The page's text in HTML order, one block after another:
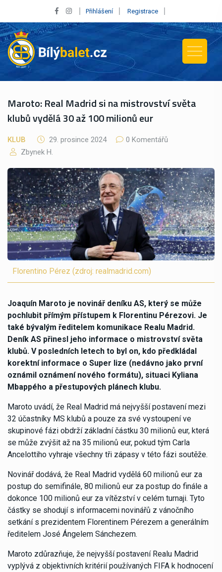
Přihlášení Registrace
Maroto: Real Madrid si na mistrovství světa
klubů vydělá 30 až 100 milionů eur
KLUB 29. prosince 2024
0 Komentářů
Zbynek H.
Florentino Pérez (zdroj: realmadrid.com)
Joaquín Maroto je novinář deníku AS, který se může
pochlubit přímým přístupem k Florentinu Pérezovi. Je
také bývalým ředitelem komunikace Realu Madrid.
Deník AS přinesl jeho informace o mistrovství světa
klubů. V posledních letech to byl on, kdo předkládal
korektní informace o Super lize (nedávno jako první
oznámil oznámení nového formátu), situaci Kyliana
Mbappého a přestupových plánech klubu.
Maroto uvádí, že Real Madrid má nejvyšší postavení mezi
32 účastníky MS klubů a pouze za své vystoupení ve
skupinové fázi obdrží základní částku 30 milionů eur, která
se může zvýšit až na 35 milionů eur, pokud tým Carla
Ancelottiho vyhraje všechny tři zápasy v této fázi soutěže.
Novinář dodává, že Real Madrid vydělá 60 milionů eur za
postup do semifinále, 80 milionů eur za postup do finále a
dokonce 100 milionů eur za vítězství v celém turnaji. Tyto
částky se shodují s informacemi novinářů z vánočního
setkání s prezidentem Florentinem Pérezem a generálním
ředitelem José Ángelem Sánchezem.
Maroto zdůrazňuje, že nejvyšší postavení Realu Madrid
vyplývá z objektivních kritérií používaných FIFA k hodnocení